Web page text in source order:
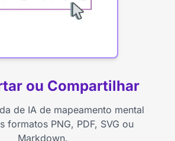
ou Compartilhar
de IA de mapeamento mental
formatos PNG, PDF, SVG ou
Markdown.